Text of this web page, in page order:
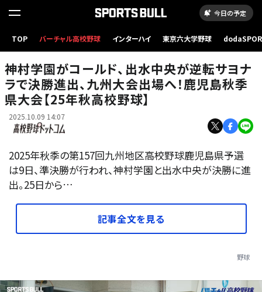
今日の予定
TOP バーチャル高校野球 インターハイ 東京六大学野球
写真はイメージ
神村学園がコールド、出水中央が逆転サヨナ
ラで決勝進出、九州大会出場へ！鹿児島秋季
県大会【25年秋高校野球】
2025.10.09 14:07
2025年秋季の第157回九州地区高校野球鹿児島県予選
は9日、準決勝が行われ、神村学園と出水中央が決勝に進
出。25日から…
記事全文を見る
野球